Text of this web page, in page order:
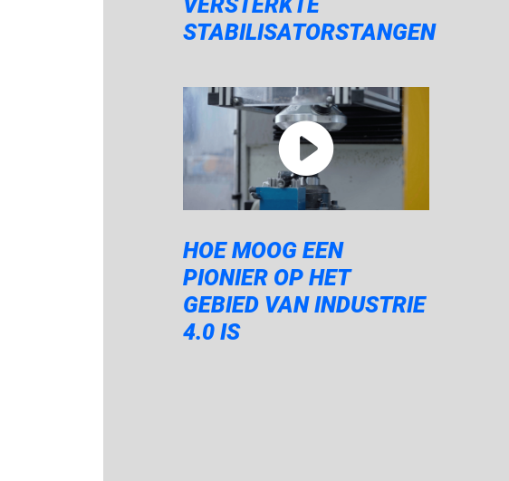
STABILISATORSTANGEN
HOE MOOG EEN
PIONIER OP HET
GEBIED VAN INDUSTRIE
4.0 IS